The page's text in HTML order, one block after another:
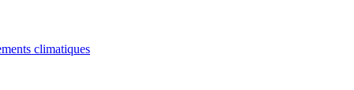
climatiques